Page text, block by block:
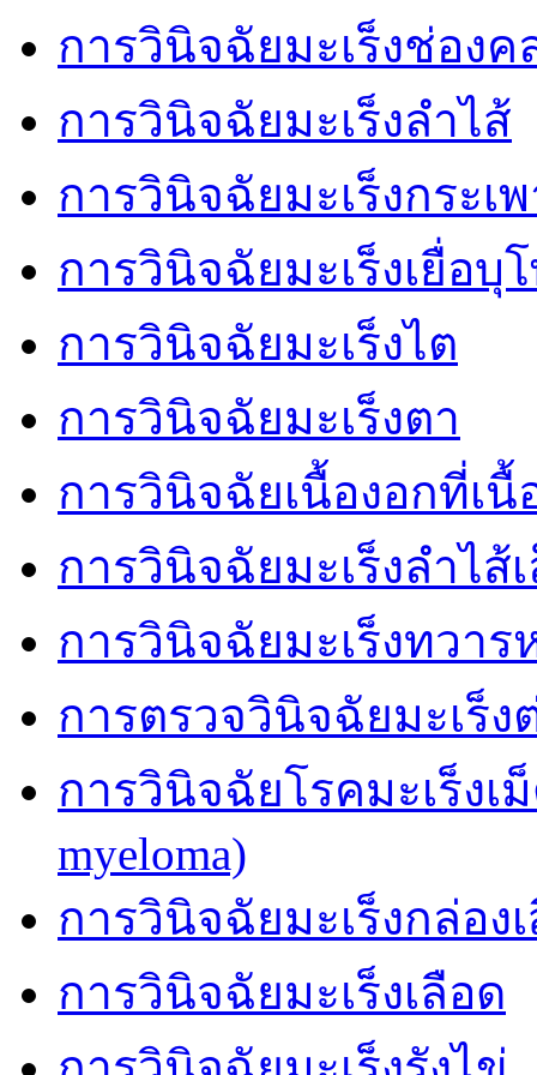
การวินิจฉัยมะเร็งช่องค
การวินิจฉัยมะเร็งลำไส้
การวินิจฉัยมะเร็งกระเ
การวินิจฉัยมะเร็งเยื่อบุ
การวินิจฉัยมะเร็งไต
การวินิจฉัยมะเร็งตา
การวินิจฉัยเนื้องอกที่เนื้
การวินิจฉัยมะเร็งลำไส้
การวินิจฉัยมะเร็งทวาร
การตรวจวินิจฉัยมะเร็
การวินิจฉัยโรคมะเร็งเ
myeloma)
การวินิจฉัยมะเร็งกล่อง
การวินิจฉัยมะเร็งเลือด